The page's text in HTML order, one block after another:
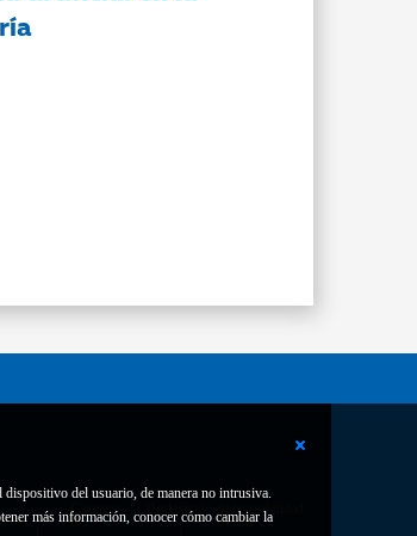
dispositivo del usuario, de manera no intrusiva.
más información, conocer cómo cambiar la
Contacto Declaración de accesibilidad